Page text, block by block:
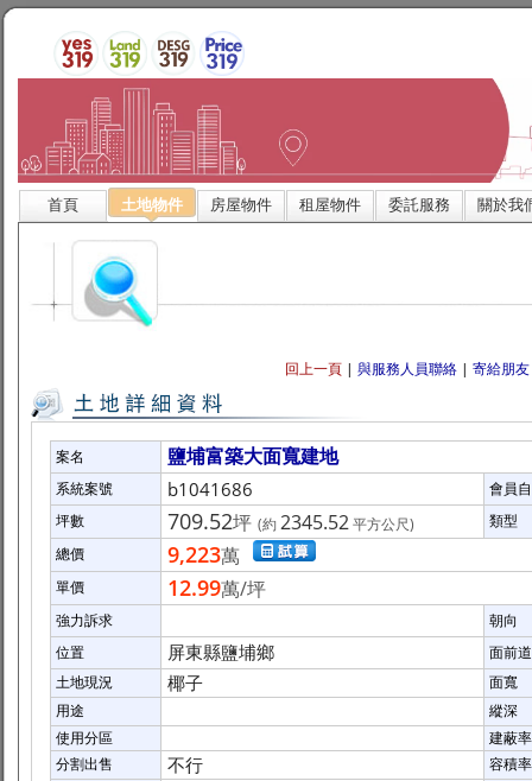
首頁 房屋物件
土地物件 租屋物件 委託服務 關於我
回上一頁 |與服務人員聯絡 |寄給朋友
案名 鹽埔富築大面寬建地
系統案號 b1041686
會員
坪數
709.52坪 (約2345.52平方公尺)
類型
總價
9,223萬
單價 12.99萬/坪
強力訴求
朝向
位置
屏東縣鹽埔鄉
面前
土地現況
椰子
面寬
用途
縱深
使用分區
建蔽率
分割出售
不行
容積率